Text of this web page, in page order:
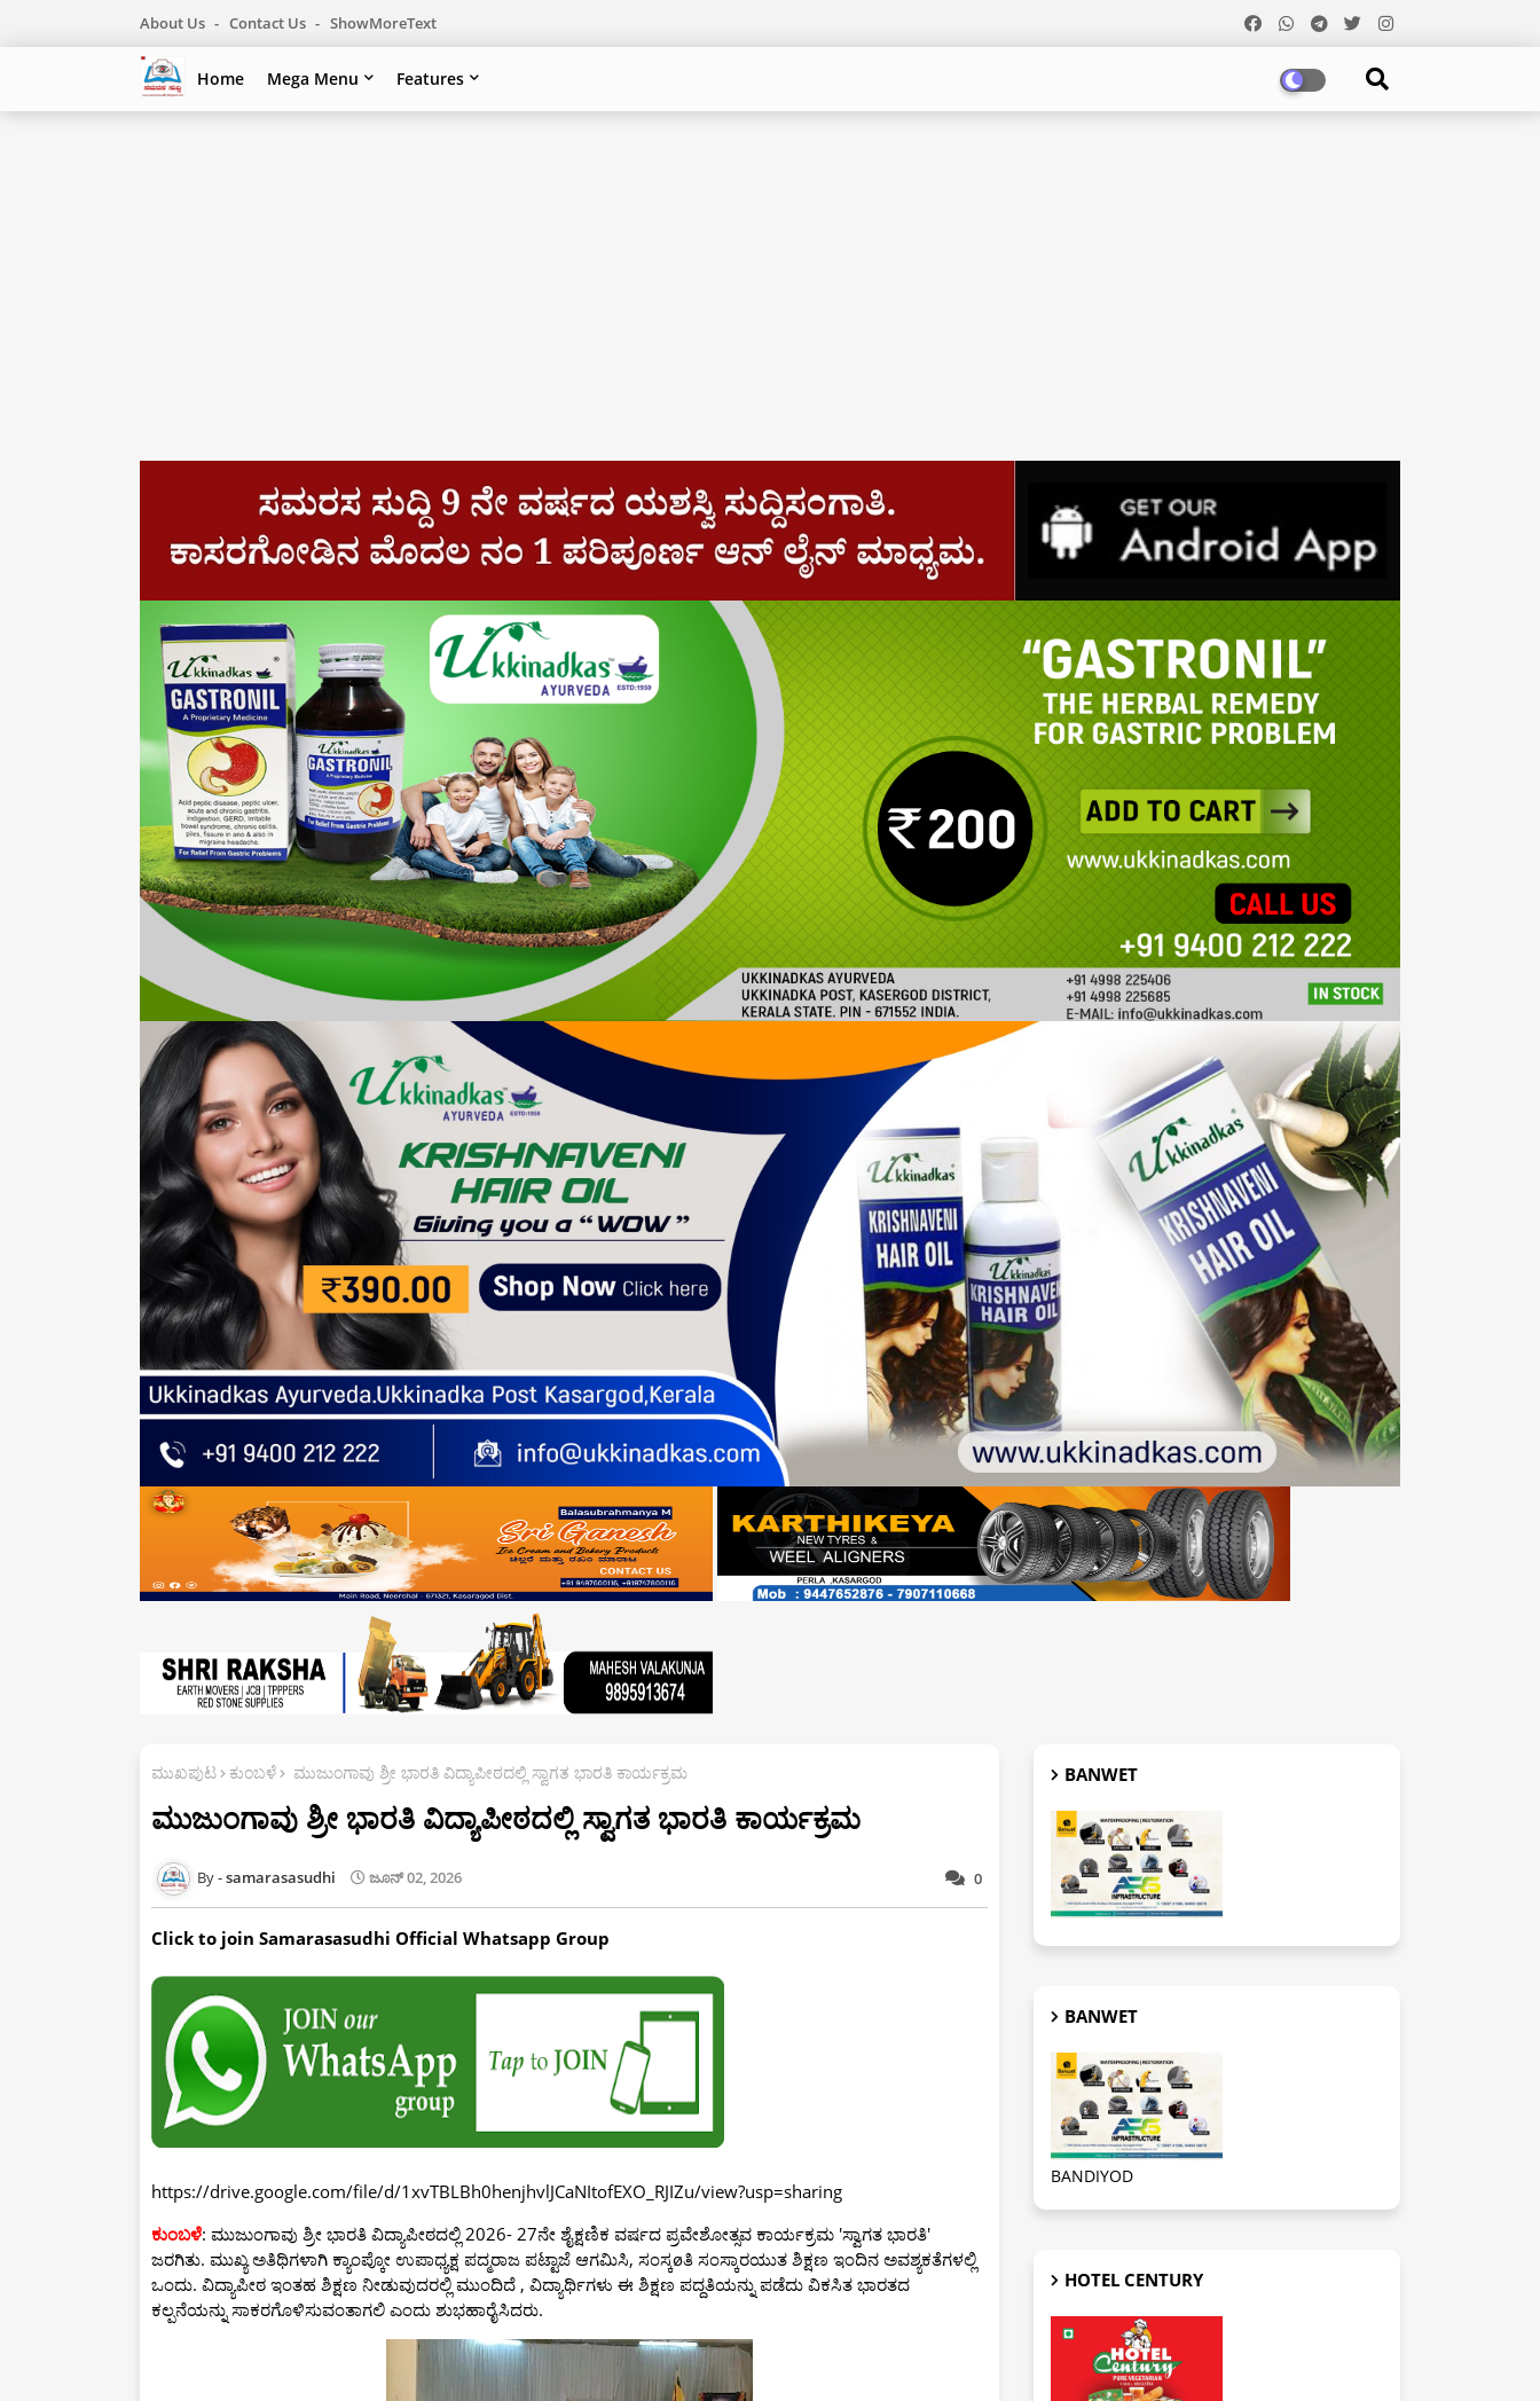
About Us Contact Us ShowMoreText
Home Mega Menu Features
ಮುಖಪುಟ ಕುಂಬಳೆ ಮುಜುಂಗಾವು ಶ್ರೀ ಭಾರತಿ ವಿದ್ಯಾಪೀಠದಲ್ಲಿ ಸ್ವಾಗತ ಭಾರತಿ ಕಾರ್ಯಕ್ರಮ
ಮುಜುಂಗಾವು ಶ್ರೀ ಭಾರತಿ ವಿದ್ಯಾಪೀಠದಲ್ಲಿ ಸ್ವಾಗತ ಭಾರತಿ ಕಾರ್ಯಕ್ರಮ
0
samarasasudhi ಜೂನ್ 02, 2026
Click to join Samarasasudhi Official Whatsapp Group
https://drive.google.com/file/d/1xvTBLBh0henjhvlJCaNItofEXO_RJIZu/view?usp=sharing
ಕುಂಬಳೆ: ಮುಜುಂಗಾವು ಶ್ರೀ ಭಾರತಿ ವಿದ್ಯಾಪೀಠದಲ್ಲಿ 2026- 27ನೇ ಶೈಕ್ಷಣಿಕ ವರ್ಷದ ಪ್ರವೇಶೋತ್ಸವ ಕಾರ್ಯಕ್ರಮ 'ಸ್ವಾಗತ ಭಾರತಿ'
ಜರಗಿತು. ಮುಖ್ಯ ಅತಿಥಿಗಳಾಗಿ ಕ್ಯಾಂಪ್ಕೋ ಉಪಾಧ್ಯಕ್ಷ ಪದ್ಮರಾಜ ಪಟ್ಟಾಜೆ ಆಗಮಿಸಿ, ಸಂಸ್ಕøತಿ ಸಂಸ್ಕಾರಯುತ ಶಿಕ್ಷಣ ಇಂದಿನ ಅವಶ್ಯಕತೆಗಳಲ್ಲಿ
ಒಂದು. ವಿದ್ಯಾಪೀಠ ಇಂತಹ ಶಿಕ್ಷಣ ನೀಡುವುದರಲ್ಲಿ ಮುಂದಿದೆ , ವಿದ್ಯಾರ್ಥಿಗಳು ಈ ಶಿಕ್ಷಣ ಪದ್ದತಿಯನ್ನು ಪಡೆದು ವಿಕಸಿತ ಭಾರತದ
ಕಲ್ಪನೆಯನ್ನು ಸಾಕರಗೊಳಿಸುವಂತಾಗಲಿ ಎಂದು ಶುಭಹಾರೈಸಿದರು.
BANWET
BANWET
BANDIYOD
HOTEL CENTURY